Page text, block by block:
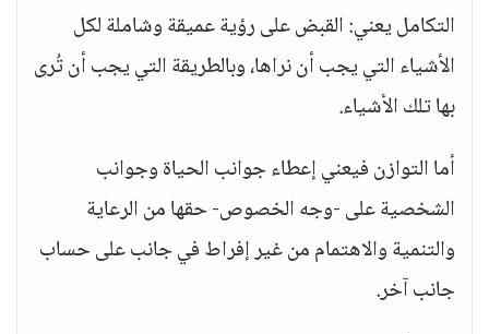
التكامل يعني: القبض على رؤية عميقة وشاملة لكل
الأشياء التي يجب أن نراها، وبالطريقة التي يجب أن تُرى
بها تلك الأشياء.
أما التوازن فيعني إعطاء جوانب الحياة وجوانب
الشخصية على -وجه الخصوص- حقها من الرعاية
والتنمية والاهتمام من غير إفراط في جانب على حساب
جانب آخر.